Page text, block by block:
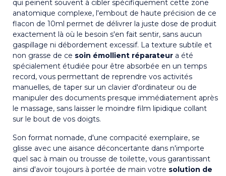
qui peinent souvent à cibler spécifiquement cette zone
anatomique complexe, l'embout de haute précision de ce
flacon de 10ml permet de délivrer la juste dose de produit
exactement là où le besoin s'en fait sentir, sans aucun
gaspillage ni débordement excessif. La texture subtile et
non grasse de ce soin émollient réparateur a été
spécialement étudiée pour être absorbée en un temps
record, vous permettant de reprendre vos activités
manuelles, de taper sur un clavier d'ordinateur ou de
manipuler des documents presque immédiatement après
le massage, sans laisser le moindre film lipidique collant
sur le bout de vos doigts.
Son format nomade, d'une compacité exemplaire, se
glisse avec une aisance déconcertante dans n'importe
quel sac à main ou trousse de toilette, vous garantissant
ainsi d'avoir toujours à portée de main votre solution de